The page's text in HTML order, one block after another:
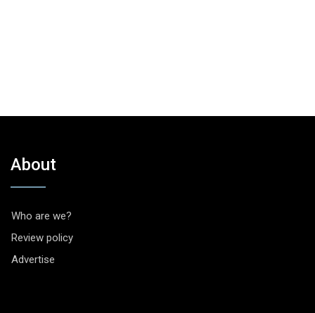
About
Who are we?
Review policy
Advertise